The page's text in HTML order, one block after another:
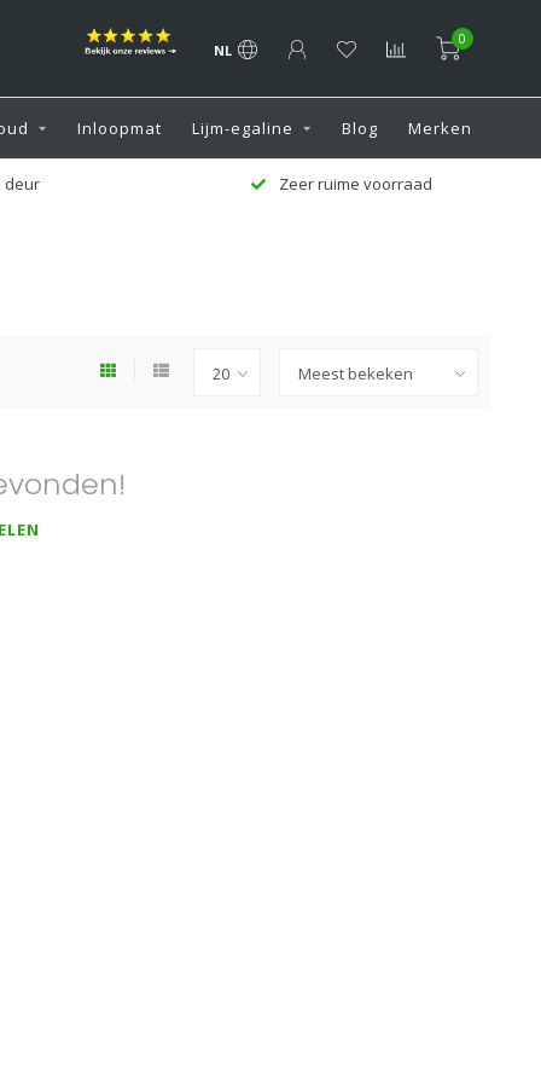
NL
0
Inloopmat Lijm-egaline Blog Merken
deur Zeer ruime voorraad